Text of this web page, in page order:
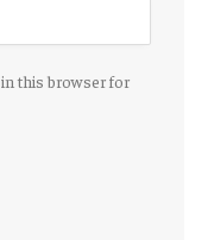
in this browser for